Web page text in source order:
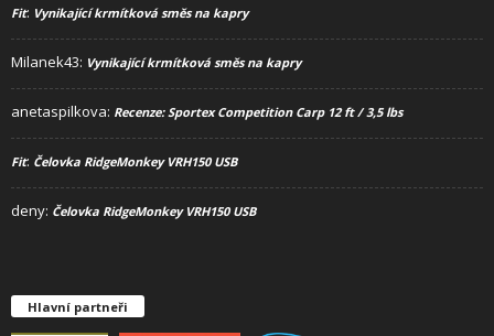
Fit: Vynikající krmítková směs na kapry
Milanek43: Vynikající krmítková směs na kapry
anetaspilkova: Recenze: Sportex Competition Carp 12 ft / 3,5 lbs
Fit: Čelovka RidgeMonkey VRH150 USB
deny: Čelovka RidgeMonkey VRH150 USB
Hlavní partneři